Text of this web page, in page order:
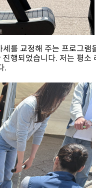
를 교정해 주는 프로그램
행되었습니다. 저는 평소
.